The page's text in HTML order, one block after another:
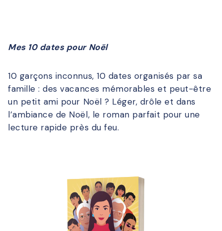
Mes 10 dates pour Noël
10 garçons inconnus, 10 dates organisés par sa
famille : des vacances mémorables et peut-être
un petit ami pour Noël ? Léger, drôle et dans
l’ambiance de Noël, le roman parfait pour une
lecture rapide près du feu.